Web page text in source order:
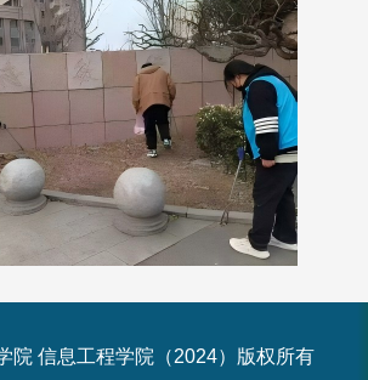
院 信息工程学院（2024）版权所有